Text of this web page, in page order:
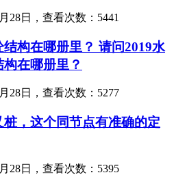
28日，查看次数：5441
构在哪册里？ 请问2019水
在哪册里？
28日，查看次数：5277
，这个同节点有准确的定
28日，查看次数：5395